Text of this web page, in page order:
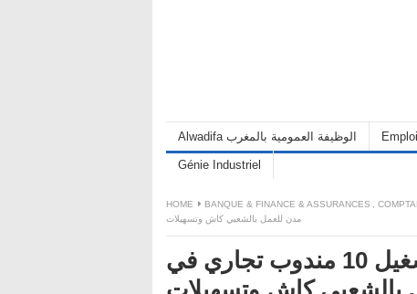
Alwadifa الوظيفة العمومية بالمغرب
Génie Industriel
HOME BANQUE & FINANCE & ASSURANCES
مدن للعمل بالشعبي كاش وتسهيلات
براتب 3000 درهم وعقد دائم … تشغيل 10 مندوب تجاري في